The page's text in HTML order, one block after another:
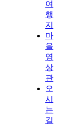
여
행
지
마
을
영
상
관
오
시
는
길